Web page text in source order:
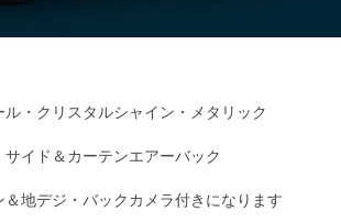
・クリスタルシャイン・メタリック
サイド＆カーテンエアーバック
地デジ・バックカメラ付きになります